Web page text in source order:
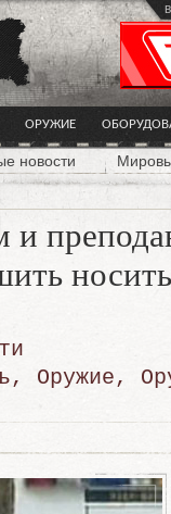
ОРУЖИЕ
новости
и
, Оружие,